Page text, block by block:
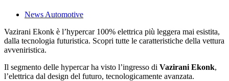
News Automotive
Vazirani Ekonk è l’hypercar 100% elettrica più leggera mai esistita,
dalla tecnologia futuristica. Scopri tutte le caratteristiche della vettura
avveniristica.
Il segmento delle hypercar ha visto l’ingresso di Vazirani Ekonk,
l’elettrica dal design del futuro, tecnologicamente avanzata.